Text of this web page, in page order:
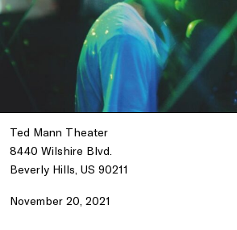
Ted Mann Theater
8440 Wilshire Blvd.
Beverly Hills, US 90211
November 20, 2021